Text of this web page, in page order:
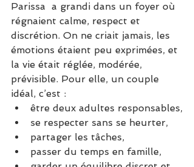
Parissa  a grandi dans un foyer où
régnaient calme, respect et
discrétion. On ne criait jamais, les
émotions étaient peu exprimées, et
la vie était réglée, modérée,
prévisible. Pour elle, un couple
idéal, c’est :
être deux adultes responsables,
se respecter sans se heurter,
partager les tâches,
passer du temps en famille,